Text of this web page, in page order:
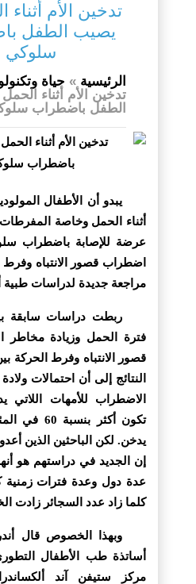
تدخين الأم
يصيب الطفل
سلوكي
الرئيسية » حياة
تدخين الأم أثناء
الطفل باضطراب
يبدو أن الأطفال
أثناء الحمل وخاصة
عرضة للإصابة باضطراب
اضطراب قصور الانتباه
مراجعة جديدة لدراسات طبية
ربطت دراسات سابقة
فترة الحمل وزيادة مخاطر
قصور الانتباه وفرط الحركة
النتائج إلى أن احتمالات
الاضطراب للأمهات اللاتي
تكون أكثر
يدخن. لكن الباحثين الذين
إن الجديد في دراستهم هو
عدة دول وعدة فترات زمنية
كلما زاد عدد السجائر زادت
وبهذا الخصوص قال
أساتذة طب الأطفال
مركز ستيفن آند